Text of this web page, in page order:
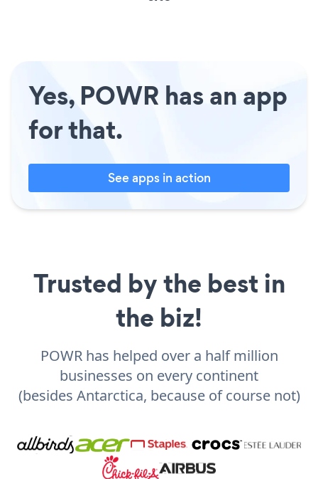
Yes, POWR has an app
for that.
See apps in action
Trusted by the best in
the biz!
POWR has helped over a half million
businesses on every continent
(besides Antarctica, because of course not)